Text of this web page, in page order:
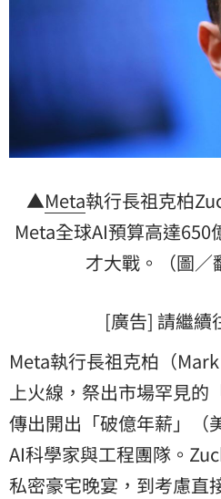
▲Meta執行長祖克柏
Meta全球AI預算高達650
才大戰。（圖／
[廣告] 請繼
Meta執行長祖克柏（
上火線，祭出市場罕見的
傳出開出「破億年薪」（
AI科學家與工程團隊。
私密豪宅晚宴，到考慮直